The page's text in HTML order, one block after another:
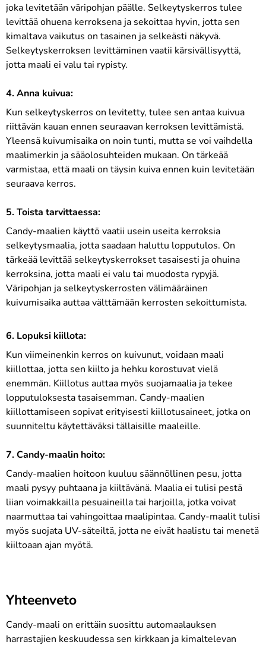
joka levitetään väripohjan päälle. Selkeytyskerros tulee
levittää ohuena kerroksena ja sekoittaa hyvin, jotta sen
kimaltava vaikutus on tasainen ja selkeästi näkyvä.
Selkeytyskerroksen levittäminen vaatii kärsivällisyyttä,
jotta maali ei valu tai rypisty.
4. Anna kuivua:
Kun selkeytyskerros on levitetty, tulee sen antaa kuivua
riittävän kauan ennen seuraavan kerroksen levittämistä.
Yleensä kuivumisaika on noin tunti, mutta se voi vaihdella
maalimerkin ja sääolosuhteiden mukaan. On tärkeää
varmistaa, että maali on täysin kuiva ennen kuin levitetään
seuraava kerros.
5. Toista tarvittaessa:
Candy-maalien käyttö vaatii usein useita kerroksia
selkeytysmaalia, jotta saadaan haluttu lopputulos. On
tärkeää levittää selkeytyskerrokset tasaisesti ja ohuina
kerroksina, jotta maali ei valu tai muodosta rypyjä.
Väripohjan ja selkeytyskerrosten välimääräinen
kuivumisaika auttaa välttämään kerrosten sekoittumista.
6. Lopuksi kiillota:
Kun viimeinenkin kerros on kuivunut, voidaan maali
kiillottaa, jotta sen kiilto ja hehku korostuvat vielä
enemmän. Kiillotus auttaa myös suojamaalia ja tekee
lopputuloksesta tasaisemman. Candy-maalien
kiillottamiseen sopivat erityisesti kiillotusaineet, jotka on
suunniteltu käytettäväksi tällaisille maaleille.
7. Candy-maalin hoito:
Candy-maalien hoitoon kuuluu säännöllinen pesu, jotta
maali pysyy puhtaana ja kiiltävänä. Maalia ei tulisi pestä
liian voimakkailla pesuaineilla tai harjoilla, jotka voivat
naarmuttaa tai vahingoittaa maalipintaa. Candy-maalit tulisi
myös suojata UV-säteiltä, jotta ne eivät haalistu tai menetä
kiiltoaan ajan myötä.
Yhteenveto
Candy-maali on erittäin suosittu automaalauksen
harrastajien keskuudessa sen kirkkaan ja kimaltelevan